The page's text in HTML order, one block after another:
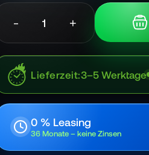
- +
Lieferzeit 3–5 Werktage
0 % Leasing
36 Monate – keine Zinsen